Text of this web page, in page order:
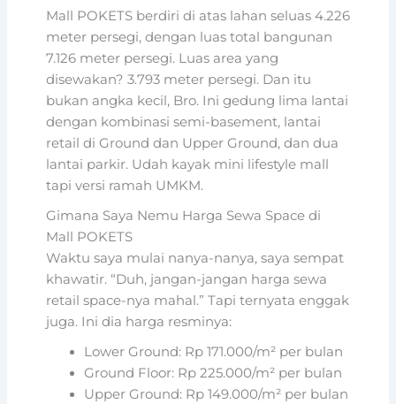
Mall POKETS berdiri di atas lahan seluas 4.226
meter persegi, dengan luas total bangunan
7.126 meter persegi. Luas area yang
disewakan? 3.793 meter persegi. Dan itu
bukan angka kecil, Bro. Ini gedung lima lantai
dengan kombinasi semi-basement, lantai
retail di Ground dan Upper Ground, dan dua
lantai parkir. Udah kayak mini lifestyle mall
tapi versi ramah UMKM.
Gimana Saya Nemu Harga Sewa Space di
Mall POKETS
Waktu saya mulai nanya-nanya, saya sempat
khawatir. “Duh, jangan-jangan harga sewa
retail space-nya mahal.” Tapi ternyata enggak
juga. Ini dia harga resminya:
Lower Ground: Rp 171.000/m² per bulan
Ground Floor: Rp 225.000/m² per bulan
Upper Ground: Rp 149.000/m² per bulan